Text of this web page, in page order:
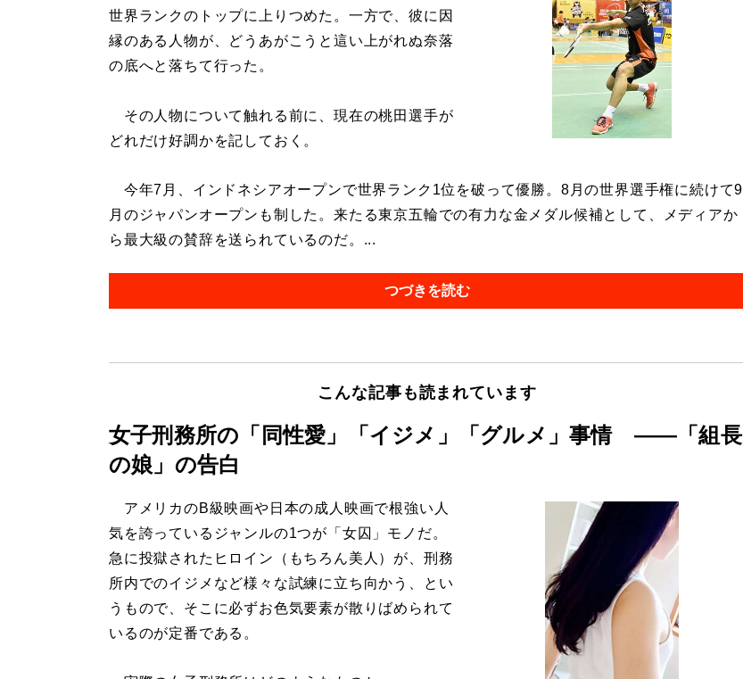
世界ランクのトップに上りつめた。一方で、彼に因
縁のある人物が、どうあがこうと這い上がれぬ奈落
の底へと落ちて行った。
その人物について触れる前に、現在の桃田選手が
どれだけ好調かを記しておく。
今年7月、インドネシアオープンで世界ランク1位を破って優勝。8月の世界選手権に続けて9
月のジャパンオープンも制した。来たる東京五輪での有力な金メダル候補として、メディアか
ら最大級の賛辞を送られているのだ。...
つづきを読む
こんな記事も読まれています
女子刑務所の「同性愛」「イジメ」「グルメ」事情 ――「組長
の娘」の告白
アメリカのB級映画や日本の成人映画で根強い人
気を誇っているジャンルの1つが「女囚」モノだ。
急に投獄されたヒロイン（もちろん美人）が、刑務
所内でのイジメなど様々な試練に立ち向かう、とい
うもので、そこに必ずお色気要素が散りばめられて
いるのが定番である。